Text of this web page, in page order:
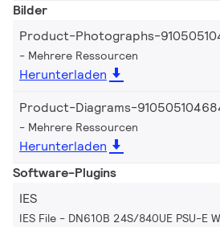
Bilder
Product-Photographs-
Mehrere Ressourcen
Herunterladen
Product-Diagrams-
Mehrere Ressourcen
Herunterladen
Software-Plugins
IES
IES File - DN610B 24S/840UE PSU-E